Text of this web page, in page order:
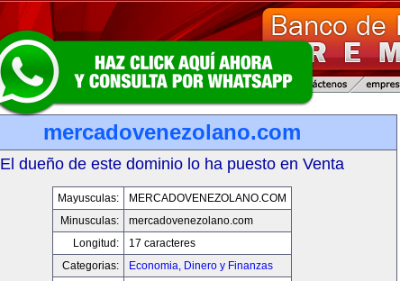
mercadovenezolano.com
El dueño de este dominio lo ha puesto en Venta
Mayusculas:
MERCADOVENEZOLANO.COM
Minusculas:
mercadovenezolano.com
Longitud:
17 caracteres
Categorias:
Economia, Dinero y Finanzas